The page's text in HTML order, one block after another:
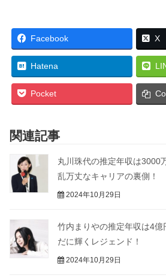
Facebook X
Hatena
Pocket
関連記事
丸川珠代の推定年収は3000
乱万丈なキャリアの裏側！
2024年10月29日
竹内まりやの推定年収は4
だに輝くレジェンド！
2024年10月29日